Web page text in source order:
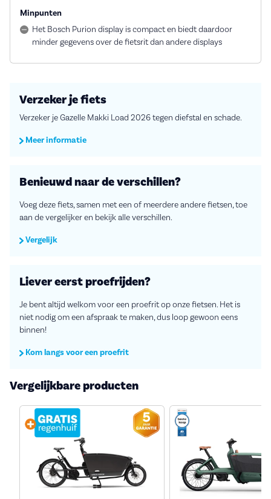
Minpunten
Het Bosch Purion display is compact en biedt daardoor
minder gegevens over de fietsrit dan andere displays
Verzeker je fiets
Verzeker je Gazelle Makki Load 2026 tegen diefstal en schade.
Meer informatie
Benieuwd naar de verschillen?
Voeg deze fiets, samen met een of meerdere andere fietsen, toe
aan de vergelijker en bekijk alle verschillen.
Vergelijk
Liever eerst proefrijden?
Je bent altijd welkom voor een proefrit op onze fietsen. Het is
niet nodig om een afspraak te maken, dus loop gewoon eens
binnen!
Kom langs voor een proefrit
Vergelijkbare producten